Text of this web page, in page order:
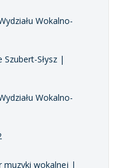
Wokalno-
Słysz |
Wokalno-
muzyki wokalnej |